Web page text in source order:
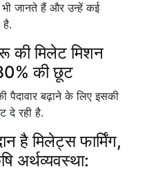
जानते हैं और उन्हें कई
है.
की मिलेट मिशन
की छूट
पैदावार बढ़ाने के लिए इसकी
दे रही है.
है मिलेट्स फार्मिंग,
अर्थव्यवस्था: